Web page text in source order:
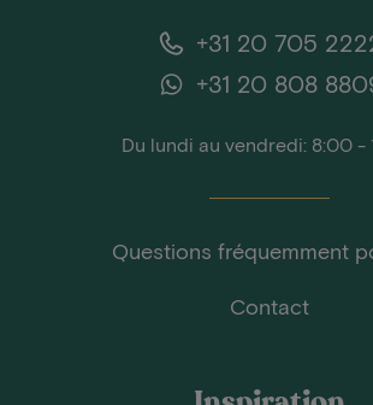
+31 20 705
+31 20 808
Du lundi au vendredi: 8:00 -
Questions fréquemment
Contact